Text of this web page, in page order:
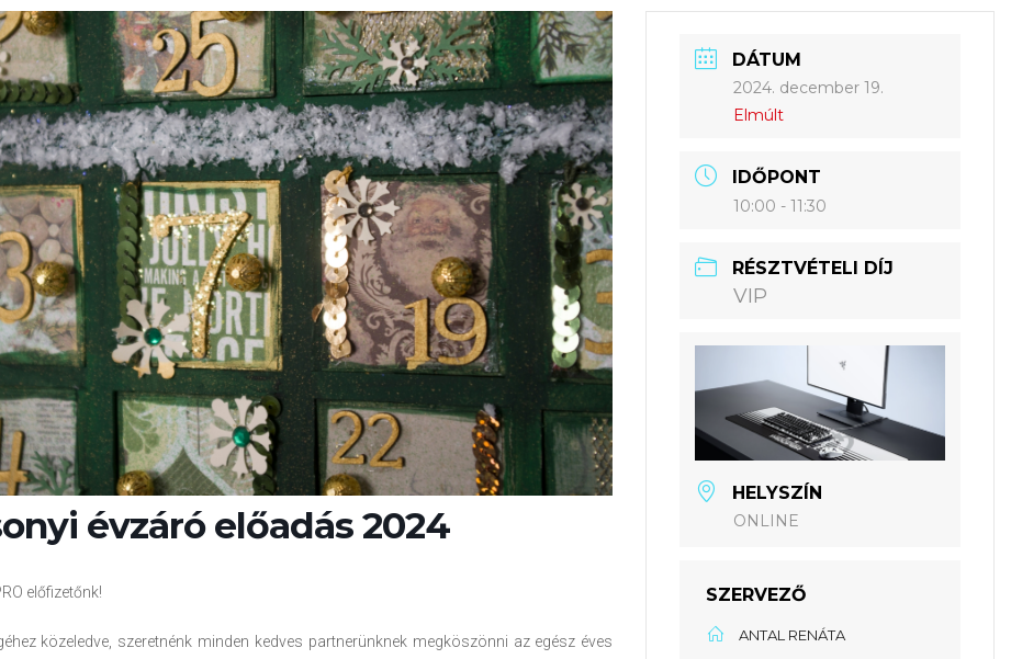
évzáró előadás 2024
előfizetőnk!
közeledve, szeretnénk minden kedves partnerünknek megköszönni az egész éves
DÁTUM
2024. december 19.
Elmúlt
IDŐPONT
10:00 - 11:30
RÉSZTVÉTELI DÍJ
VIP
HELYSZÍN
ONLINE
SZERVEZŐ
ANTAL RENÁTA